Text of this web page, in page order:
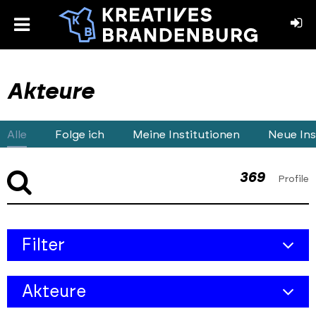
toggle
Akteure
Alle Folge ich Meine Institutionen Neue
369 Profile
Skip
Filter
Kreativbereich
Alle
Objekt-Typ
Akteure